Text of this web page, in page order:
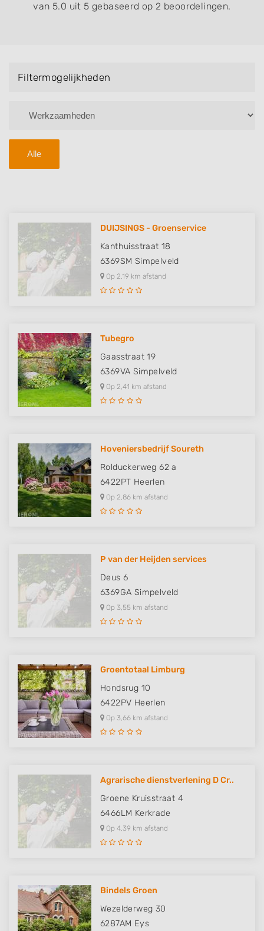
van 5.0 uit 5 gebaseerd op 2 beoordelingen.
Filtermogelijkheden
Alle
DUIJSINGS - Groenservice
Kanthuisstraat 18
6369SM Simpelveld
Op 2,19 km afstand
Tubegro
Gaasstraat 19
6369VA Simpelveld
Op 2,41 km afstand
Hoveniersbedrijf Soureth
Rolduckerweg 62 a
6422PT Heerlen
Op 2,86 km afstand
P van der Heijden services
Deus 6
6369GA Simpelveld
Op 3,55 km afstand
Groentotaal Limburg
Hondsrug 10
6422PV Heerlen
Op 3,66 km afstand
Agrarische dienstverlening D Cr..
Groene Kruisstraat 4
6466LM Kerkrade
Op 4,39 km afstand
Bindels Groen
Wezelderweg 30
6287AM Eys